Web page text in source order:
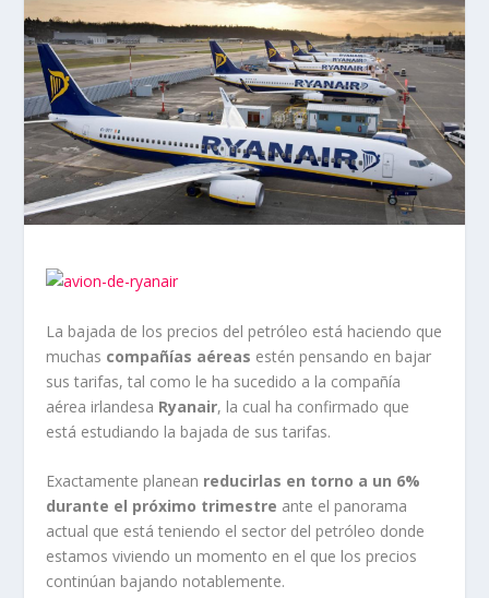
La bajada de los precios del petróleo está haciendo que
muchas compañías aéreas estén pensando en bajar
sus tarifas, tal como le ha sucedido a la compañía
aérea irlandesa Ryanair, la cual ha confirmado que
está estudiando la bajada de sus tarifas.
Exactamente planean reducirlas en torno a un 6%
durante el próximo trimestre ante el panorama
actual que está teniendo el sector del petróleo donde
estamos viviendo un momento en el que los precios
continúan bajando notablemente.